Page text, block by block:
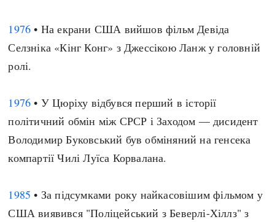
1976 • На екрани США вийшов фільм Девіда
Селзніка «Кінг Конг» з Джессікою Ланж у головній
ролі.
1976 • У Цюріху відбувся перший в історії
політичний обмін між СРСР і Заходом — дисидент
Володимир Буковський був обміняний на генсека
компартії Чилі Луїса Корвалана.
1985 • За підсумками року найкасовішим фільмом у
США виявився "Поліцейський з Беверлі-Хіллз" з